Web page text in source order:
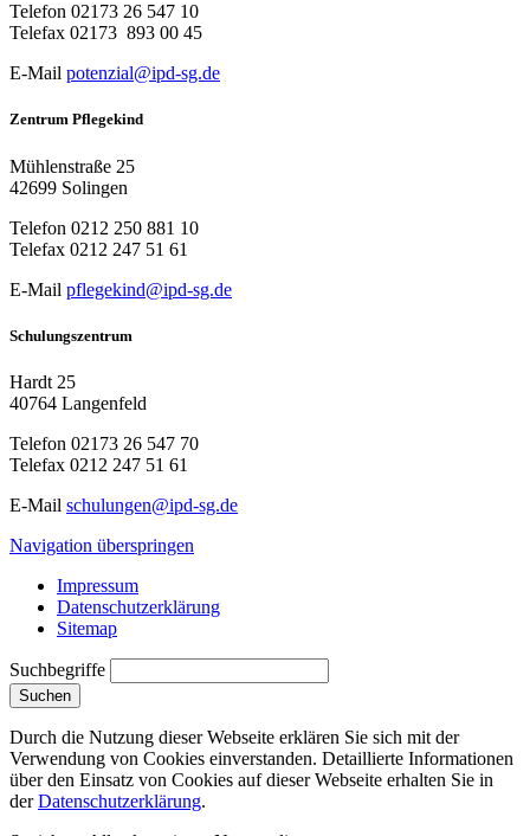
Telefon 02173 26 547 10
Telefax 02173 893 00 45
E-Mail potenzial@ipd-sg.de
Zentrum Pflegekind
Mühlenstraße 25
42699 Solingen
Telefon 0212 250 881 10
Telefax 0212 247 51 61
E-Mail pflegekind@ipd-sg.de
Schulungszentrum
Hardt 25
40764 Langenfeld
Telefon 02173 26 547 70
Telefax 0212 247 51 61
E-Mail schulungen@ipd-sg.de
Navigation überspringen
Impressum
Datenschutzerklärung
Sitemap
Suchbegriffe
Suchen
Durch die Nutzung dieser Webseite erklären Sie sich mit der
Verwendung von Cookies einverstanden. Detaillierte Informationen
über den Einsatz von Cookies auf dieser Webseite erhalten Sie in
derDatenschutzerklärung.